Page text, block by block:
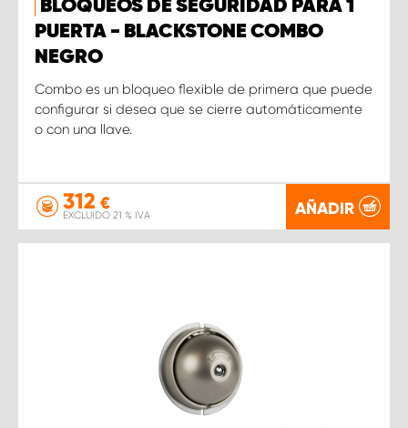
BLOQUEOS DE SEGURIDAD PARA 1
PUERTA - BLACKSTONE COMBO
NEGRO
Combo es un bloqueo flexible de primera que puede
configurar si desea que se cierre automáticamente
o con una llave.
312 €
EXCLUIDO 21 % IVA AÑADIR